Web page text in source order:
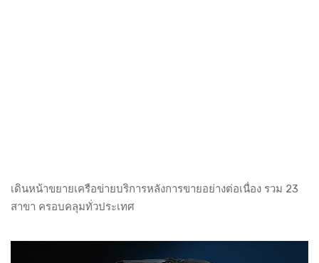
เดินหน้าขยายเครือข่ายบริการหลังการขายอย่างต่อเนื่อง รวม 23
สาขา ครอบคลุมทั่วประเทศ